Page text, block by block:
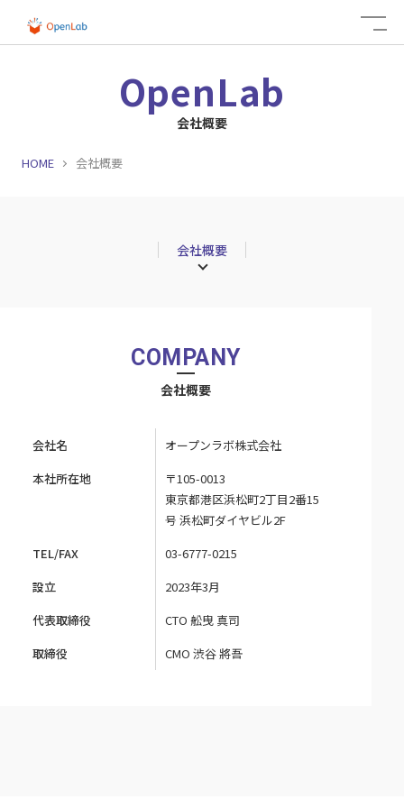
OpenLab
会社概要
HOME 会社概要
会社概要
COMPANY
会社概要
会社名
オープンラボ株式会社
本社所在地
〒105-0013
東京都港区浜松町2丁目2番15
号 浜松町ダイヤビル2F
TEL/FAX
03-6777-0215
設立
2023年3月
代表取締役
CTO 舩曳 真司
取締役
CMO 渋谷 將吾